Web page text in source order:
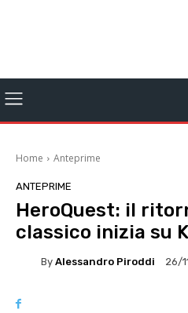
Home Anteprime
ANTEPRIME
HeroQuest: il
classico inizia su
By Alessandro Piroddi 26/